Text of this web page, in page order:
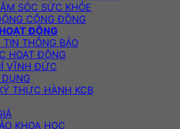
SÓC SỨC KHỎE
CỘNG ĐỒNG
ĐỘNG
TIN THÔNG BÁO
HOẠT ĐỘNG
VĨNH ĐỨC
THỰC HÀNH KCB
KHOA HỌC